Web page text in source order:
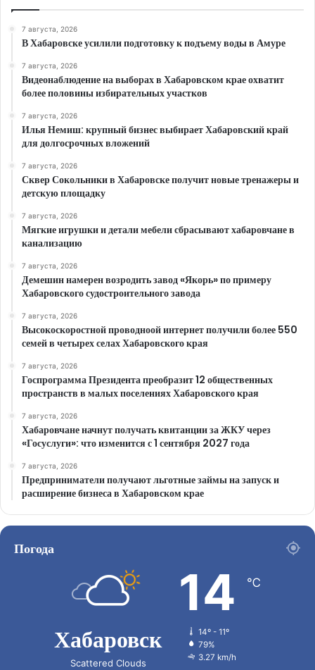
7 августа, 2026
В Хабаровске усилили подготовку к подъему воды в Амуре
7 августа, 2026
Видеонаблюдение на выборах в Хабаровском крае охватит
более половины избирательных участков
7 августа, 2026
Илья Немиш: крупный бизнес выбирает Хабаровский край
для долгосрочных вложений
7 августа, 2026
Сквер Сокольники в Хабаровске получит новые тренажеры и
детскую площадку
7 августа, 2026
Мягкие игрушки и детали мебели сбрасывают хабаровчане в
канализацию
7 августа, 2026
Демешин намерен возродить завод «Якорь» по примеру
Хабаровского судостроительного завода
7 августа, 2026
Высокоскоростной проводноой интернет получили более 550
семей в четырех селах Хабаровского края
7 августа, 2026
Госпрограмма Президента преобразит 12 общественных
пространств в малых поселениях Хабаровского края
7 августа, 2026
Хабаровчане начнут получать квитанции за ЖКУ через
«Госуслуги»: что изменится с 1 сентября 2027 года
7 августа, 2026
Предприниматели получают льготные займы на запуск и
расширение бизнеса в Хабаровском крае
Погода
Хабаровск
Scattered Clouds
14 ℃
14º - 11º
79%
3.27 km/h